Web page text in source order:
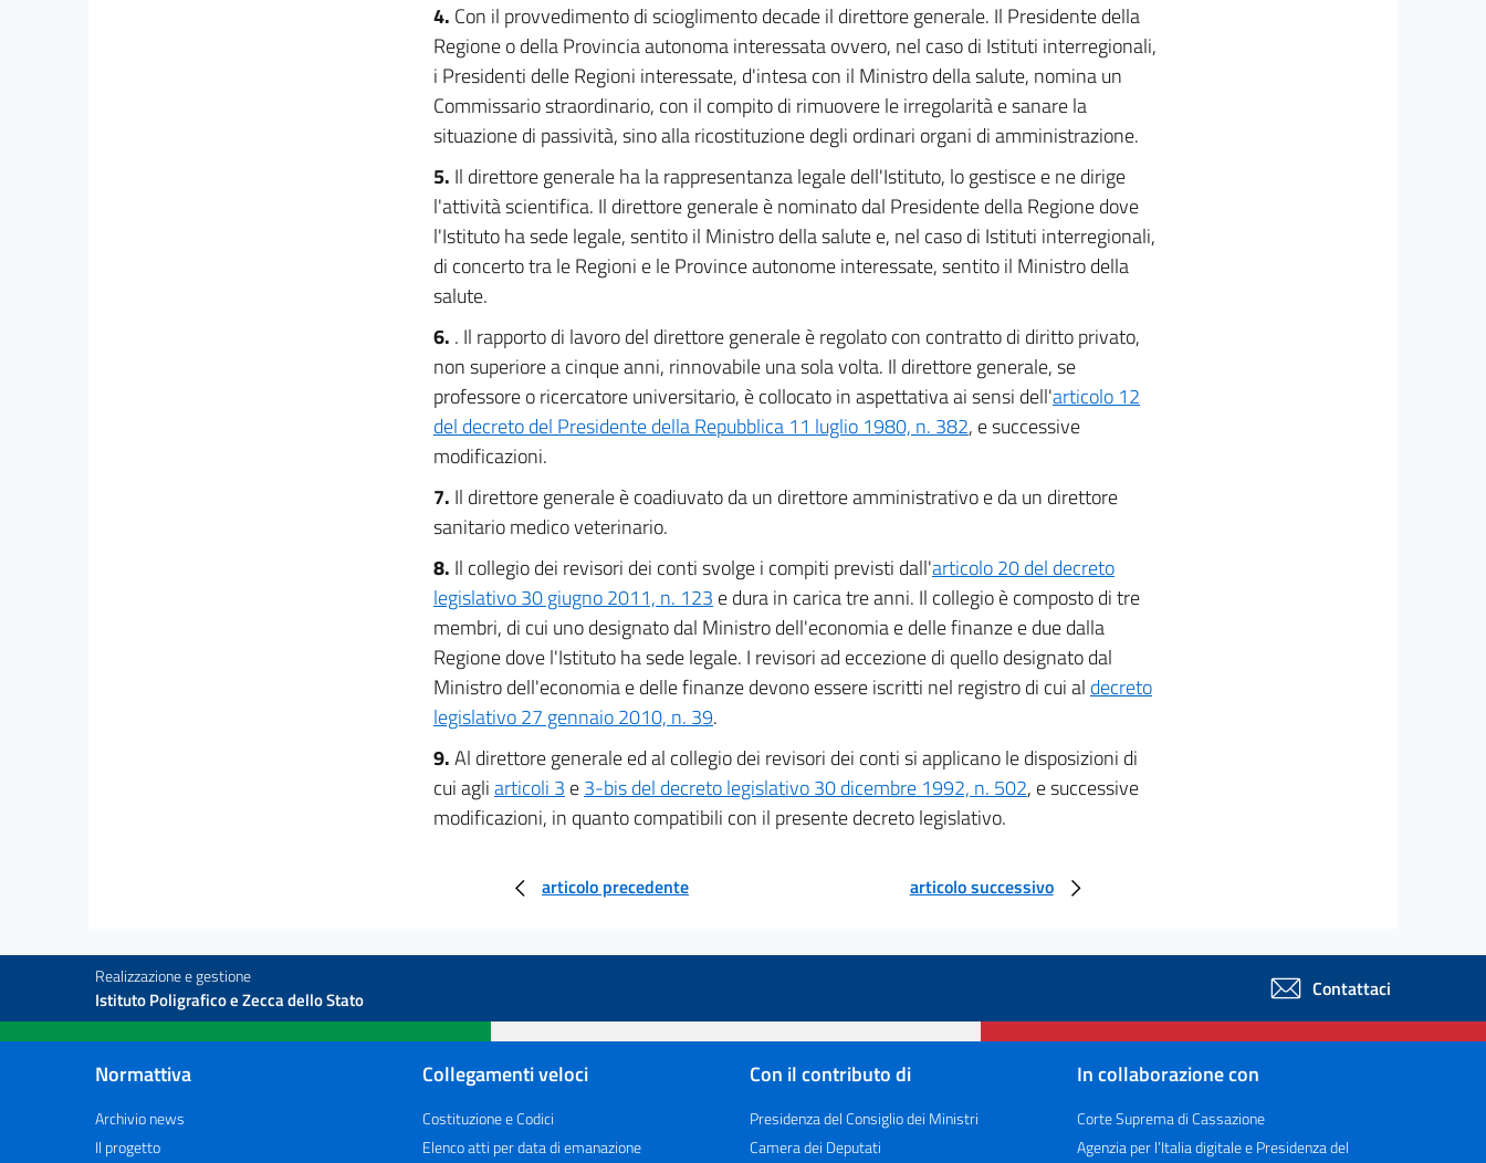
4. Con il provvedimento di scioglimento decade il direttore generale. Il Presidente della
Regione o della Provincia autonoma interessata ovvero, nel caso di Istituti interregionali,
i Presidenti delle Regioni interessate, d'intesa con il Ministro della salute, nomina un
Commissario straordinario, con il compito di rimuovere le irregolarità e sanare la
situazione di passività, sino alla ricostituzione degli ordinari organi di amministrazione.
5. Il direttore generale ha la rappresentanza legale dell'Istituto, lo gestisce e ne dirige
l'attività scientifica. Il direttore generale è nominato dal Presidente della Regione dove
l'Istituto ha sede legale, sentito il Ministro della salute e, nel caso di Istituti interregionali,
di concerto tra le Regioni e le Province autonome interessate, sentito il Ministro della
salute.
6. . Il rapporto di lavoro del direttore generale è regolato con contratto di diritto privato,
non superiore a cinque anni, rinnovabile una sola volta. Il direttore generale, se
professore o ricercatore universitario, è collocato in aspettativa ai sensi dell'articolo 12
del decreto del Presidente della Repubblica 11 luglio 1980, n. 382, e successive
modificazioni.
7. Il direttore generale è coadiuvato da un direttore amministrativo e da un direttore
sanitario medico veterinario.
8. Il collegio dei revisori dei conti svolge i compiti previsti dall'articolo 20 del decreto
legislativo 30 giugno 2011, n. 123 e dura in carica tre anni. Il collegio è composto di tre
membri, di cui uno designato dal Ministro dell'economia e delle finanze e due dalla
Regione dove l'Istituto ha sede legale. I revisori ad eccezione di quello designato dal
Ministro dell'economia e delle finanze devono essere iscritti nel registro di cui al decreto
legislativo 27 gennaio 2010, n. 39.
9.Al direttore generale ed al collegio dei revisori dei conti si applicano le disposizioni di
cui agliarticoli 3 e3-bis del decreto legislativo 30 dicembre 1992, n. 502, e successive
modificazioni, in quanto compatibili con il presente decreto legislativo.
articolo precedente articolo successivo
Realizzazione e gestione
Istituto Poligrafico e Zecca dello Stato Contattaci
Normattiva
Archivio news
Il progetto
Collegamenti veloci
Costituzione e Codici
Elenco atti per data di emanazione
Con il contributo di
Presidenza del Consiglio dei Ministri
Camera dei Deputati
In collaborazione con
Corte Suprema di Cassazione
Agenzia per l’Italia digitale e Presidenza del